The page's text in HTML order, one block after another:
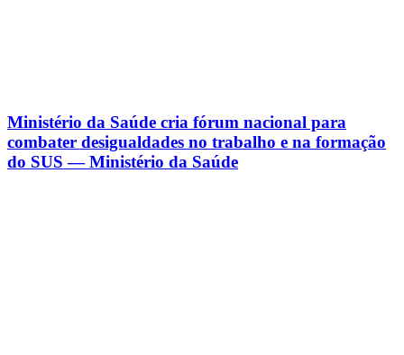
Ministério da Saúde cria fórum nacional para
combater desigualdades no trabalho e na formação
do SUS — Ministério da Saúde